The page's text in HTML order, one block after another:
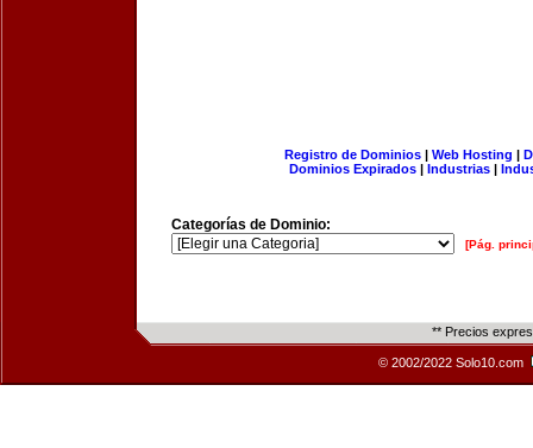
Registro de Dominios| Web Hosting |
Dominios Expirados | Industrias |
Categorías de Dominio:
[Pág.
** Precios
© 2002/2022 Solo10.com